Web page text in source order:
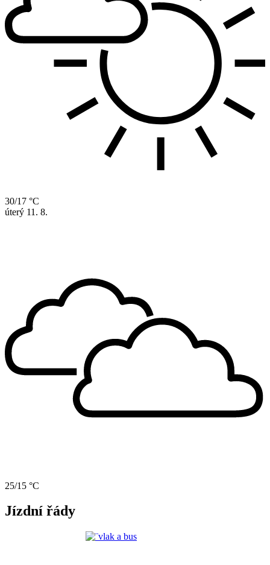
30/17 °C
úterý 11. 8.
25/15 °C
Jízdní řády